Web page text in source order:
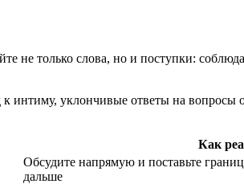
не только слова, но и поступки:
интиму, уклончивые ответы на
Как
Обсудите напрямую и поставьте
дальше